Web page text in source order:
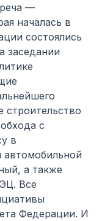
—
началась в
состоялись
заседании
строительство
с
в
автомобильной
а также
Все
Федерации. И